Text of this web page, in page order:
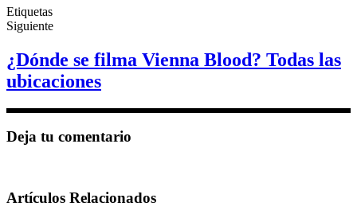
Etiquetas
Siguiente
¿Dónde se filma Vienna Blood? Todas las
ubicaciones
Deja tu comentario
Artículos Relacionados